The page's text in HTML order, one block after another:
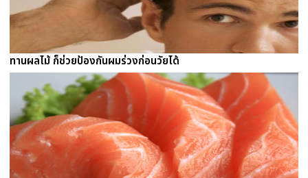
ทานผลไม้ ก็ช่วยป้องกันผมร่วงก่อนวัยได้